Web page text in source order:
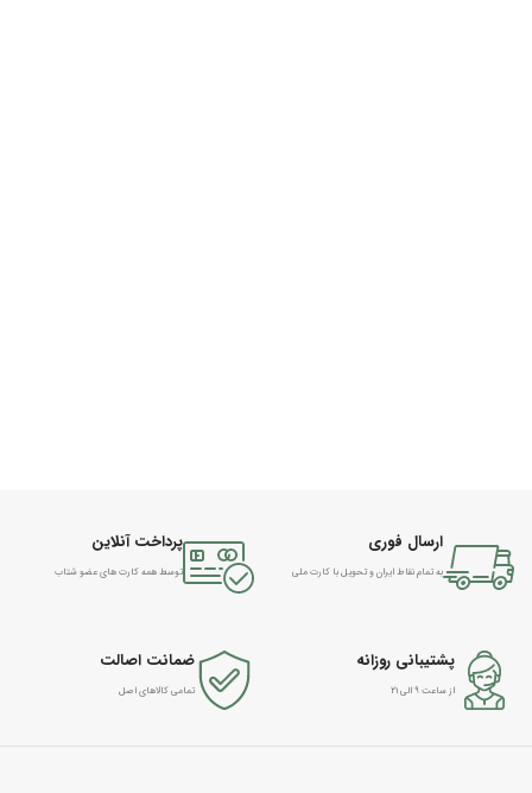
ارسال فوری
به تمام نقاط ایران و تحویل با کارت ملی
پرداخت آنلاین
توسط همه کارت های عضو شتاب
پشتیبانی روزانه
از ساعت ۹ الی ۲۱
ضمانت اصالت
تمامی کالاهای اصل